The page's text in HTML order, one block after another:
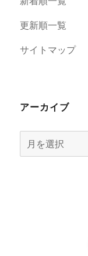
更新順一覧
サイトマップ
アーカイブ
ー